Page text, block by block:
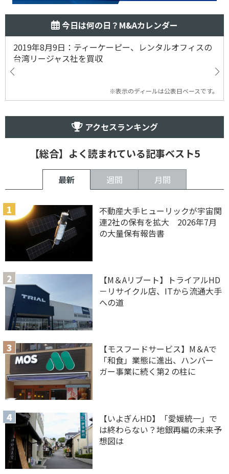
今日は何の日？M&Aカレンダー
2019年8月9日：ティーケーピー、レンタルオフィスの
台湾リージャス社を買収
※表示のディールは公表日ベースです。
アクセスランキング
【総合】よく読まれている記事ベスト5
最新 週間 月間
不動産大手ヒューリックが宇宙関
連2社の保有を拡大 2026年7月
の大量保有報告書
【M＆Aリブート】トライアルHD
－リサイクル店、ITから流通大手
への道
【モスフードサービス】M＆Aで
「和食」業態に進出、ハンバー
ガー事業に続く第2 の柱に
【いよぎんHD】「愛媛統一」で
は終わらない？地銀再編の未来予
想図は